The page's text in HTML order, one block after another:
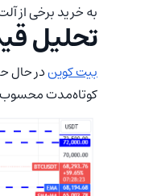
به خرید برخی از
تحلیل
بیت کوین
کوتاه‌مدت